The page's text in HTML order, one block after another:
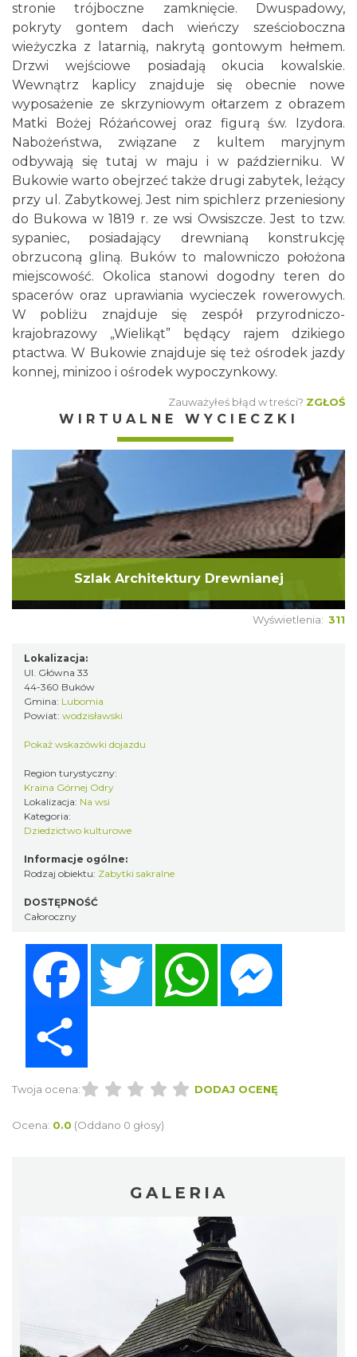
stronie trójboczne zamknięcie. Dwuspadowy,
pokryty gontem dach wieńczy sześcioboczna
wieżyczka z latarnią, nakrytą gontowym hełmem.
Drzwi wejściowe posiadają okucia kowalskie.
Wewnątrz kaplicy znajduje się obecnie nowe
wyposażenie ze skrzyniowym ołtarzem z obrazem
Matki Bożej Różańcowej oraz figurą św. Izydora.
Nabożeństwa, związane z kultem maryjnym
odbywają się tutaj w maju i w październiku. W
Bukowie warto obejrzeć także drugi zabytek, leżący
przy ul. Zabytkowej. Jest nim spichlerz przeniesiony
do Bukowa w 1819 r. ze wsi Owsiszcze. Jest to tzw.
sypaniec, posiadający drewnianą konstrukcję
obrzuconą gliną. Buków to malowniczo położona
miejscowość. Okolica stanowi dogodny teren do
spacerów oraz uprawiania wycieczek rowerowych.
W pobliżu znajduje się zespół przyrodniczo-
krajobrazowy „Wielikąt” będący rajem dzikiego
ptactwa. W Bukowie znajduje się też ośrodek jazdy
konnej, minizoo i ośrodek wypoczynkowy.
Zauważyłeś błąd w treści? ZGŁOŚ
WIRTUALNE WYCIECZKI
Szlak Architektury Drewnianej
Wyświetlenia: 311
Lokalizacja:
Ul. Główna 33
44-360 Buków
Gmina: Lubomia
Powiat: wodzisławski
Pokaż wskazówki dojazdu
Region turystyczny:
Kraina Górnej Odry
Lokalizacja: Na wsi
Kategoria:
Dziedzictwo kulturowe
Informacje ogólne:
Rodzaj obiektu: Zabytki sakralne
DOSTĘPNOŚĆ
Całoroczny
Twitter WhatsApp
Twoja ocena: DODAJ OCENĘ
Ocena: 0.0 (Oddano 0 głosy)
GALERIA